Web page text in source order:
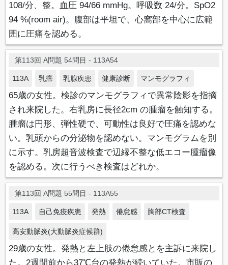
108/分、整。血圧 94/66 mmHg。呼吸数 24/分。SpO2
94 %(room air)。腹部は平坦で、心窩部を中心に広範
囲に圧痛を認める。
第113回 A問題 54問目 - 113A54
113A 乳癌 乳腺疾患 健康診断 マンモグラフィ
65歳の女性。検診のマンモグラフィで異常陰影を指摘
され来院した。右乳房に長径2cm の腫瘤を触知する。
腫瘤は円形、弾性硬で、可動性は良好で圧痛を認めな
い。乳頭からの分泌物を認めない。マンモグラムを別
に示す。乳房超音波検査で辺縁不整な低エコー腫瘤像
を認める。次に行うべき検査はどれか。
第113回 A問題 55問目 - 113A55
113A 自己免疫疾患 発熱 倦怠感 胸部CT検査
高安動脈炎(大動脈炎症候群)
29歳の女性。発熱と左上肢の倦怠感とを主訴に来院し
た。2週間前から37℃台の発熱が続いていた。市販の